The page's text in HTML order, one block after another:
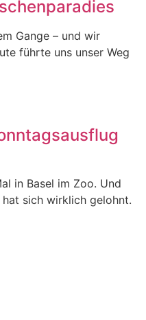
Gange – und wir
führte uns unser Weg
in Basel im Zoo. Und
sich wirklich gelohnt.